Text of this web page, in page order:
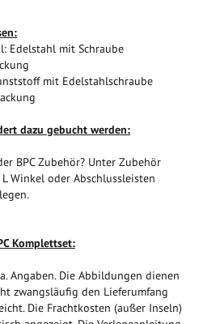
Edelstahl mit Schraube
mit Edelstahlschraube
dazu gebucht werden:
BPC Zubehör? Unter Zubehör
Winkel oder Abschlussleisten
Komplettset:
Angaben. Die Abbildungen dienen
zwangsläufig den Lieferumfang
Die Frachtkosten (außer Inseln)